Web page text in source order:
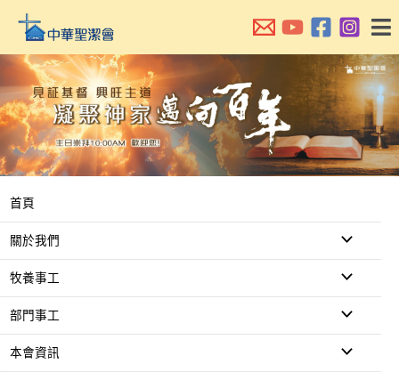
主
內
容
首頁
關於我們
牧養事工
部門事工
本會資訊